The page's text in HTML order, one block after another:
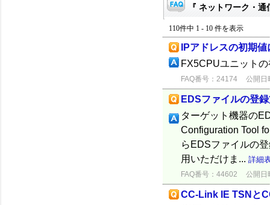
『 ネットワーク・
110件中 1 - 10 件を表示
IPアドレスの初期
FX5CPUユニット
FAQ番号：24174 公開日
EDSファイルの登
ターゲット機器の
Configuration Tool
らEDSファイルの
用いただけま... 詳細
FAQ番号：44602 公開日
CC-Link IE TSNと